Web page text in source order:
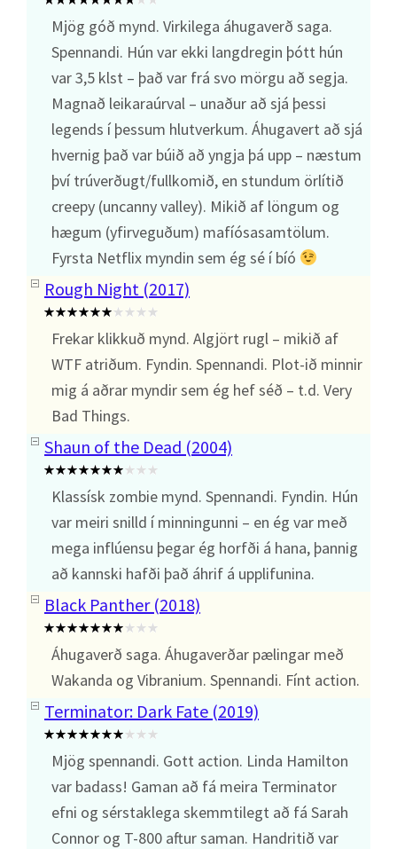
Mjög góð mynd. Virkilega áhugaverð saga.
Spennandi. Hún var ekki langdregin þótt hún
var 3,5 klst – það var frá svo mörgu að segja.
Magnað leikaraúrval – unaður að sjá þessi
legends í þessum hlutverkum. Áhugavert að sjá
hvernig það var búið að yngja þá upp – næstum
því trúverðugt/fullkomið, en stundum örlítið
creepy (uncanny valley). Mikið af löngum og
hægum (yfirveguðum) mafíósasamtölum.
Fyrsta Netflix myndin sem ég sé í bíó
Rough Night (2017)
Frekar klikkuð mynd. Algjört rugl – mikið af
WTF atriðum. Fyndin. Spennandi. Plot-ið minnir
mig á aðrar myndir sem ég hef séð – t.d. Very
Bad Things.
Shaun of the Dead (2004)
Klassísk zombie mynd. Spennandi. Fyndin. Hún
var meiri snilld í minningunni – en ég var með
mega inflúensu þegar ég horfði á hana, þannig
að kannski hafði það áhrif á upplifunina.
Black Panther (2018)
Áhugaverð saga. Áhugaverðar pælingar með
Wakanda og Vibranium. Spennandi. Fínt action.
Terminator: Dark Fate (2019)
Mjög spennandi. Gott action. Linda Hamilton
var badass! Gaman að fá meira Terminator
efni og sérstaklega skemmtilegt að fá Sarah
Connor og T-800 aftur saman. Handritið var